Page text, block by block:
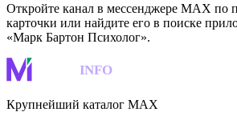
Откройте канал в мессенджере MAX по
карточки или найдите его в поиске
«Марк Бартон Психолог».
INFO
Крупнейший каталог MAX